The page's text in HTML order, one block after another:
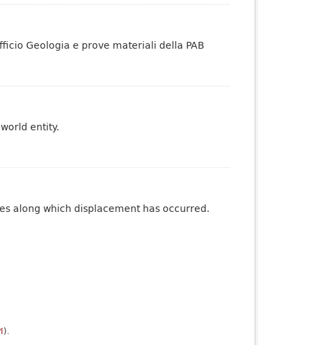
Geologia e prove materiali della PAB
entity.
along which displacement has occurred.
).